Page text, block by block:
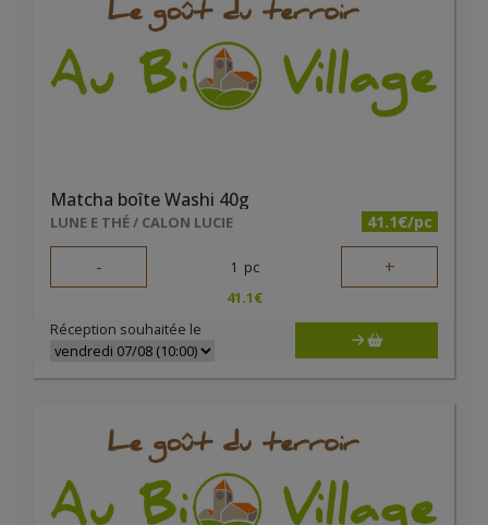
Matcha boîte Washi 40g
LUNE E THÉ / CALON LUCIE 41.1€/pc
- 1 pc +
41.1€
Réception souhaitée le